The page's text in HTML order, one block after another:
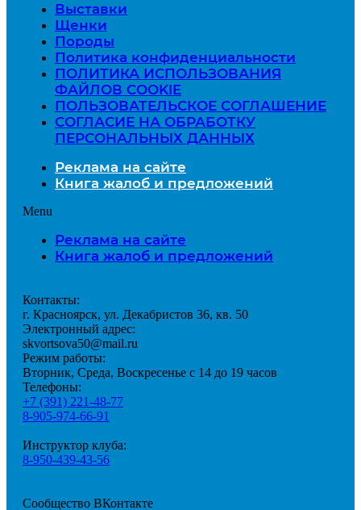
Выставки
Щенки
Породы
Политика конфиденциальности
ПОЛИТИКА ИСПОЛЬЗОВАНИЯ
ФАЙЛОВ COOKIE
ПОЛЬЗОВАТЕЛЬСКОЕ СОГЛАШЕНИЕ
СОГЛАСИЕ НА ОБРАБОТКУ
ПЕРСОНАЛЬНЫХ ДАННЫХ
Реклама на сайте
Книга жалоб и предложений
Menu
Реклама на сайте
Книга жалоб и предложений
Контакты:
г. Красноярск, ул. Декабристов 36, кв. 50
Электронный адрес:
skvortsova50@mail.ru
Режим работы:
Вторник, Среда, Воскресенье с 14 до 19 часов
Телефоны:
+7 (391) 221-48-77
8-905-974-66-91
Инструктор клуба:
8-950-439-43-56
Сообщество ВКонтакте